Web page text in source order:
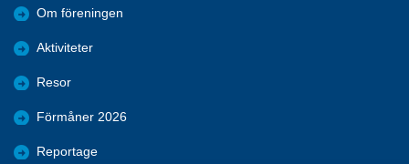
Om föreningen
Aktiviteter
Resor
Förmåner 2026
Reportage